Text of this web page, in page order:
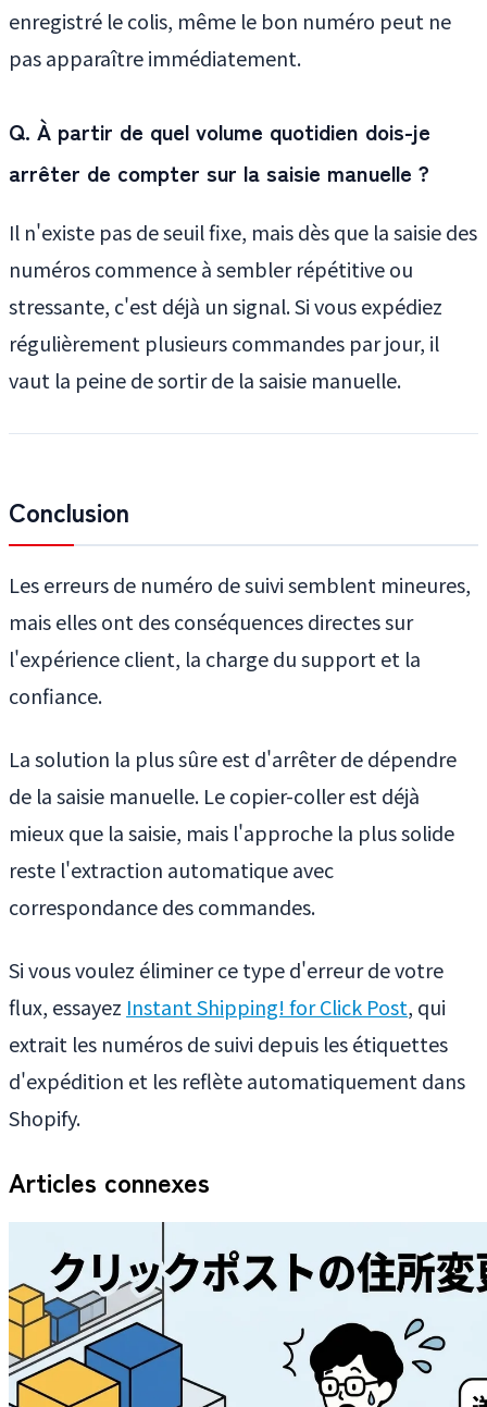
enregistré le colis, même le bon numéro peut ne
pas apparaître immédiatement.
Q. À partir de quel volume quotidien dois-je
arrêter de compter sur la saisie manuelle ?
Il n'existe pas de seuil fixe, mais dès que la saisie des
numéros commence à sembler répétitive ou
stressante, c'est déjà un signal. Si vous expédiez
régulièrement plusieurs commandes par jour, il
vaut la peine de sortir de la saisie manuelle.
Conclusion
Les erreurs de numéro de suivi semblent mineures,
mais elles ont des conséquences directes sur
l'expérience client, la charge du support et la
confiance.
La solution la plus sûre est d'arrêter de dépendre
de la saisie manuelle. Le copier-coller est déjà
mieux que la saisie, mais l'approche la plus solide
reste l'extraction automatique avec
correspondance des commandes.
Si vous voulez éliminer ce type d'erreur de votre
flux, essayez Instant Shipping! for Click Post, qui
extrait les numéros de suivi depuis les étiquettes
d'expédition et les reflète automatiquement dans
Shopify.
Articles connexes